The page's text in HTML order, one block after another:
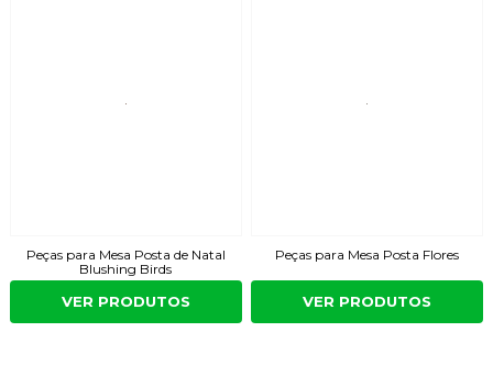
Peças para Mesa Posta de Natal
Blushing Birds
VER PRODUTOS
Peças para Mesa Posta Flores
VER PRODUTOS